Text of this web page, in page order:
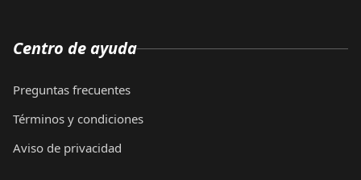
Centro de ayuda
Preguntas frecuentes
Términos y condiciones
Aviso de privacidad